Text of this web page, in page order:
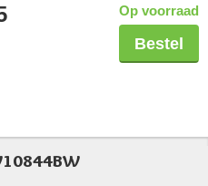
voetjes van een huishoudelijk
Op voorraad
Bestel